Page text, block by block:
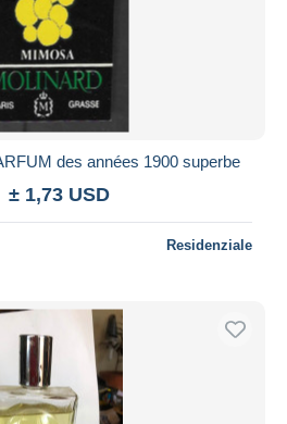
des années 1900 superbe
± 1,73 USD
Residenziale